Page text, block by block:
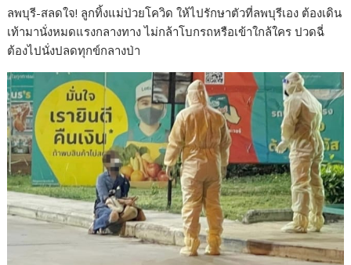
ลพบุรี-สลดใจ! ลูกทิ้งแม่ป่วยโควิด ให้ไปรักษาตัวที่ลพบุรีเอง ต้องเดิน
เท้ามานั่งหมดแรงกลางทาง ไม่กล้าโบกรถหรือเข้าใกล้ใคร ปวดฉี่
ต้องไปนั่งปลดทุกข์กลางป่า